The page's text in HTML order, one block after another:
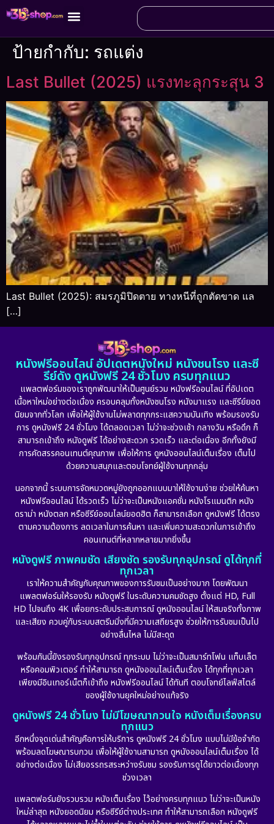
ป้ายกำกับ: รถแต่ง
Last Bullet (2025) แรงทะลุกระสุน 3
Last Bullet (2025): สมรภูมิปิดตาย ทางหนีที่ถูกตัดขาด แล
[…]
หนังฟรีออนไลน์ อัปเดตหนังใหม่ หนังชนโรง และซี
รีย์ดัง ดูหนังฟรี 24 ชั่วโมง ครบทุกแนว
แพลตฟอร์มของเราถูกพัฒนาให้เป็นศูนย์รวม หนังฟรีออนไลน์ ที่อัปเดต
เนื้อหาใหม่อย่างต่อเนื่อง ครอบคลุมทั้งหนังชนโรง หนังมาแรง และซีรีย์ยอด
นิยมจากทั่วโลก เพื่อให้ผู้ใช้งานไม่พลาดทุกกระแสความบันเทิง พร้อมรองรับ
การ ดูหนังฟรี 24 ชั่วโมง ได้ตลอดเวลา ไม่ว่าจะช่วงเช้า กลางวัน หรือดึก ก็
สามารถเข้าถึง หนังดูฟรี ได้อย่างสะดวก รวดเร็ว และต่อเนื่อง อีกทั้งยังมี
การคัดสรรคอนเทนต์คุณภาพ เพื่อให้การ ดูหนังออนไลน์เต็มเรื่อง เต็มไป
ด้วยความสนุกและตอบโจทย์ผู้ใช้งานทุกกลุ่ม
นอกจากนี้ ระบบการจัดหมวดหมู่ยังถูกออกแบบมาให้ใช้งานง่าย ช่วยให้ค้นหา
หนังฟรีออนไลน์ ได้รวดเร็ว ไม่ว่าจะเป็นหนังแอคชั่น หนังโรแมนติก หนัง
ดราม่า หนังตลก หรือซีรีย์ออนไลน์ยอดฮิต ก็สามารถเลือก ดูหนังฟรี ได้ตรง
ตามความต้องการ ลดเวลาในการค้นหา และเพิ่มความสะดวกในการเข้าถึง
คอนเทนต์ที่หลากหลายมากยิ่งขึ้น
หนังดูฟรี ภาพคมชัด เสียงชัด รองรับทุกอุปกรณ์ ดูได้ทุกที่
ทุกเวลา
เราให้ความสำคัญกับคุณภาพของการรับชมเป็นอย่างมาก โดยพัฒนา
แพลตฟอร์มให้รองรับ หนังดูฟรี ในระดับความคมชัดสูง ตั้งแต่ HD, Full
HD ไปจนถึง 4K เพื่อยกระดับประสบการณ์ ดูหนังออนไลน์ ให้สมจริงทั้งภาพ
และเสียง ควบคู่กับระบบสตรีมมิ่งที่มีความเสถียรสูง ช่วยให้การรับชมเป็นไป
อย่างลื่นไหล ไม่มีสะดุด
พร้อมกันนี้ยังรองรับทุกอุปกรณ์ ทุกระบบ ไม่ว่าจะเป็นสมาร์ทโฟน แท็บเล็ต
หรือคอมพิวเตอร์ ทำให้สามารถ ดูหนังออนไลน์เต็มเรื่อง ได้ทุกที่ทุกเวลา
เพียงมีอินเทอร์เน็ตก็เข้าถึง หนังฟรีออนไลน์ ได้ทันที ตอบโจทย์ไลฟ์สไตล์
ของผู้ใช้งานยุคใหม่อย่างแท้จริง
ดูหนังฟรี 24 ชั่วโมง ไม่มีโฆษณากวนใจ หนังเต็มเรื่องครบ
ทุกแนว
อีกหนึ่งจุดเด่นสำคัญคือการให้บริการ ดูหนังฟรี 24 ชั่วโมง แบบไม่มีข้อจำกัด
พร้อมลดโฆษณารบกวน เพื่อให้ผู้ใช้งานสามารถ ดูหนังออนไลน์เต็มเรื่อง ได้
อย่างต่อเนื่อง ไม่เสียอรรถรสระหว่างรับชม รองรับการดูได้ยาวต่อเนื่องทุก
ช่วงเวลา
แพลตฟอร์มยังรวบรวม หนังเต็มเรื่อง ไว้อย่างครบทุกแนว ไม่ว่าจะเป็นหนัง
ใหม่ล่าสุด หนังยอดนิยม หรือซีรีย์ต่างประเทศ ทำให้สามารถเลือก หนังดูฟรี